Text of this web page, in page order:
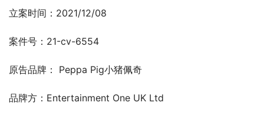
立案时间：2021/12/08
案件号：21-cv-6554
原告品牌： Peppa Pig小猪佩奇
品牌方：Entertainment One UK Ltd